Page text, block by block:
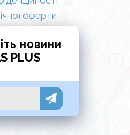
оферти
новини
PLUS